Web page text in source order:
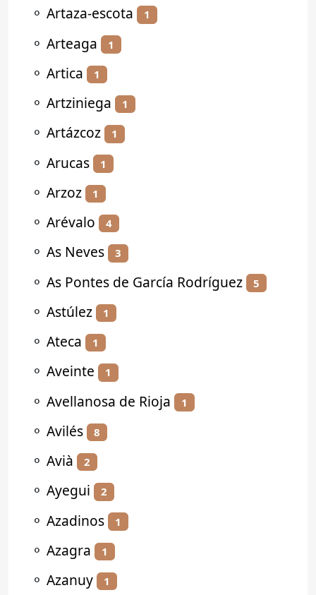
⚬ Artaza-escota 1
⚬ Arteaga 1
⚬ Artica 1
⚬ Artziniega 1
⚬ Artázcoz 1
⚬ Arucas 1
⚬ Arzoz 1
⚬ Arévalo 4
⚬ As Neves 3
⚬ As Pontes de García Rodríguez 5
⚬ Astúlez 1
⚬ Ateca 1
⚬ Aveinte 1
⚬ Avellanosa de Rioja 1
⚬ Avilés 8
⚬ Avià 2
⚬ Ayegui 2
⚬ Azadinos 1
⚬ Azagra 1
⚬ Azanuy 1